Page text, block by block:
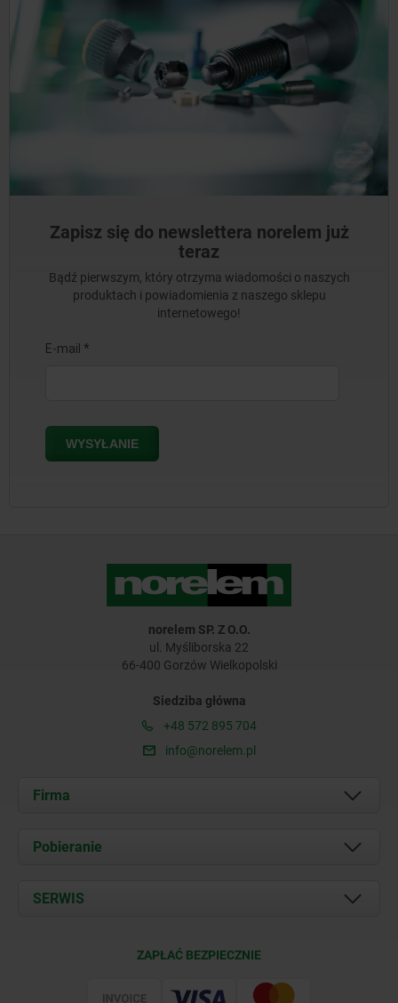
Zapisz się do newslettera norelem już
teraz
Bądź pierwszym, który otrzyma wiadomości o naszych
produktach i powiadomienia z naszego sklepu
internetowego!
norelem SP. Z O.O.
ul. Myśliborska 22
66-400 Gorzów Wielkopolski
Siedziba główna
+48 572 895 704
info@norelem.pl
Firma
O nas
Kontakt
Pobieranie
Documents
SERWIS
ZAPŁAĆ BEZPIECZNIE